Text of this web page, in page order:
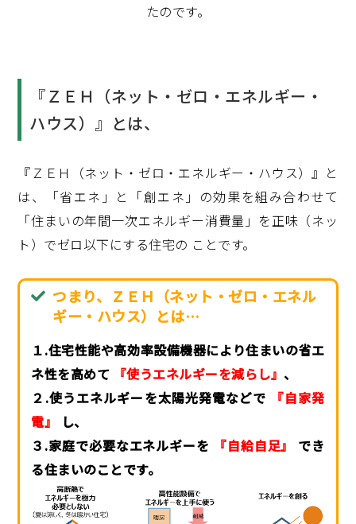
たのです。
『ＺＥＨ（ネット・ゼロ・エネルギー・
ハウス）』とは、
『ＺＥＨ（ネット・ゼロ・エネルギー・ハウス）』と
は、「省エネ」と「創エネ」の効果を組み合わせて
「住まいの年間一次エネルギー消費量」を正味（ネッ
ト）でゼロ以下にする住宅の ことです。
つまり、ＺＥＨ（ネット・ゼロ・エネル
ギー・ハウス）とは…
１.住宅性能や高効率設備機器により住まいの省エ
ネ性を高めて 『使うエネルギーを減らし』、
２.使うエネルギーを太陽光発電などで
『自家発
電』
し、
３.家庭で必要なエネルギーを
『自給自足』
でき
る住まいのことです。